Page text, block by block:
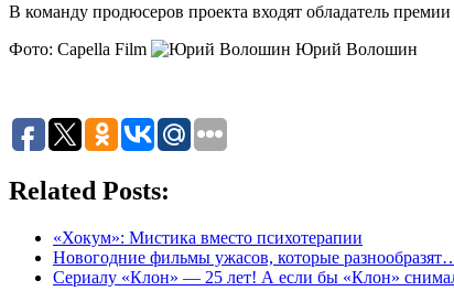
В команду продюсеров проекта входят обладатель
Фото: Capella Film
Юрий Волошин
Related Posts:
«Хокум»: Мистика вместо психотерапии
Новогодние фильмы ужасов, которые
Сериалу «Клон» — 25 лет! А если бы «Клон»